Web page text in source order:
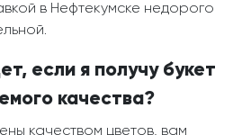
в Нефтекумске недорого
если я получу букет
качества?
качеством цветов, вам